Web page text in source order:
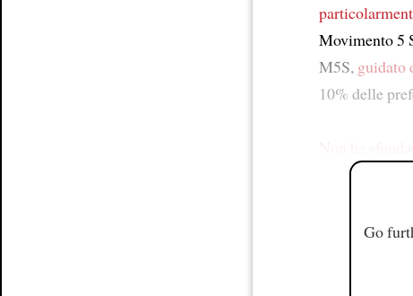
Movimento 5
M5S, guidato
10% delle
Go